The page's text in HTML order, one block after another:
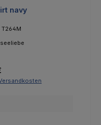
5 von 5 Sternen
navy
T264M
Preis: